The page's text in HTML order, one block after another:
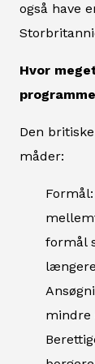
også have
Hvor
Den
måder:
formål
mindre